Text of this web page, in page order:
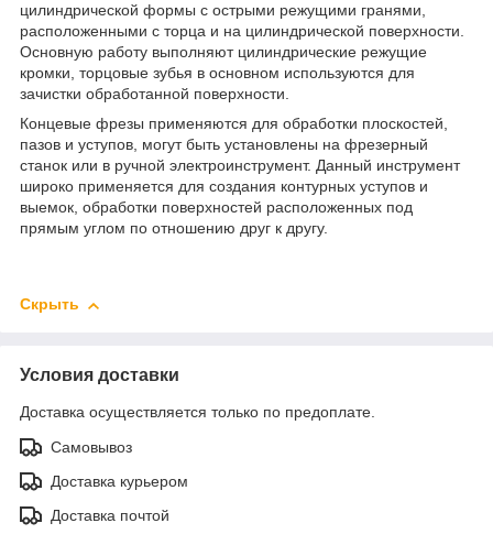
цилиндрической формы с острыми режущими гранями,
расположенными с торца и на цилиндрической поверхности.
Основную работу выполняют цилиндрические режущие
кромки, торцовые зубья в основном используются для
зачистки обработанной поверхности.
Концевые фрезы применяются для обработки плоскостей,
пазов и уступов, могут быть установлены на фрезерный
станок или в ручной электроинструмент. Данный инструмент
широко применяется для создания контурных уступов и
выемок, обработки поверхностей расположенных под
прямым углом по отношению друг к другу.
Скрыть
Условия доставки
Доставка осуществляется только по предоплате.
Самовывоз
Доставка курьером
Доставка почтой